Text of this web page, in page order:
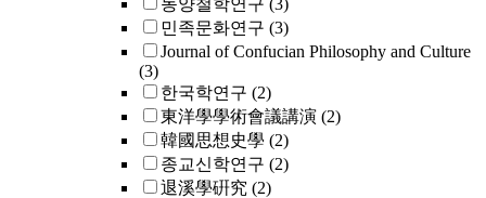
동양철학연구 (3)
민족문화연구 (3)
Journal of Confucian Philosophy and Culture
(3)
한국학연구 (2)
東洋學學術會議講演 (2)
韓國思想史學 (2)
종교신학연구 (2)
退溪學硏究 (2)